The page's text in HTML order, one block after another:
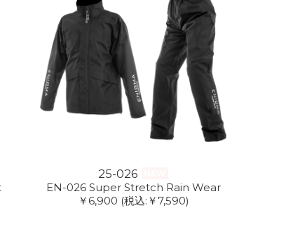
25-026
EN-026 Super Stretch Rain Wear
￥6,900 (税込:￥7,590)